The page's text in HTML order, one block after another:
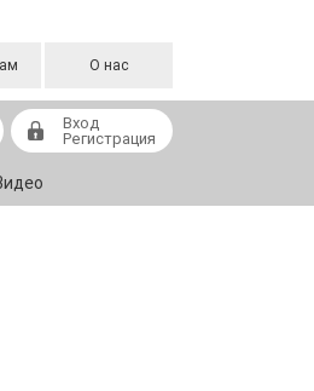
О нас
Вход
Регистрация